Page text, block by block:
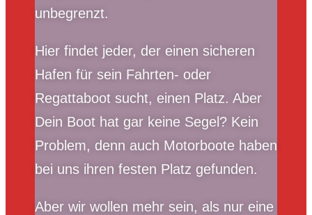
unbegrenzt.
Hier findet jeder, der einen sicheren
Hafen für sein Fahrten- oder
Regattaboot sucht, einen Platz. Aber
Dein Boot hat gar keine Segel? Kein
Problem, denn auch Motorboote haben
bei uns ihren festen Platz gefunden.
Aber wir wollen mehr sein, als nur eine